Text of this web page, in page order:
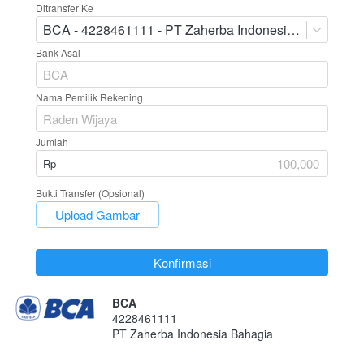
Ditransfer Ke
BCA - 4228461111 - PT Zaherba Indonesia Bahagia
Bank Asal
Nama Pemilik Rekening
Jumlah
Rp
Bukti Transfer (Opsional)
`Upload Gambar
`Konfirmasi
BCA
4228461111
PT Zaherba Indonesia Bahagia